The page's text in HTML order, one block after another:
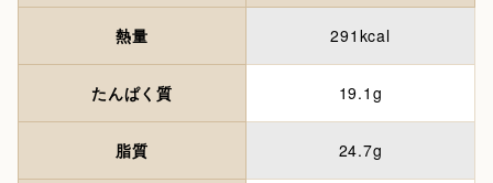
熱量 291kcal
たんぱく質 19.1g
脂質 24.7g